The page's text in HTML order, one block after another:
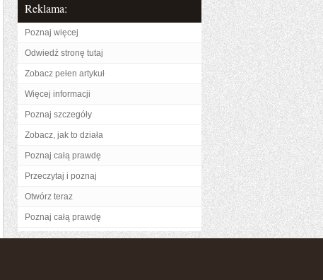
Reklama:
Poznaj więcej
Odwiedź stronę tutaj
Zobacz pełen artykuł
Więcej informacji
Poznaj szczegóły
Zobacz, jak to działa
Poznaj całą prawdę
Przeczytaj i poznaj
Otwórz teraz
Poznaj całą prawdę